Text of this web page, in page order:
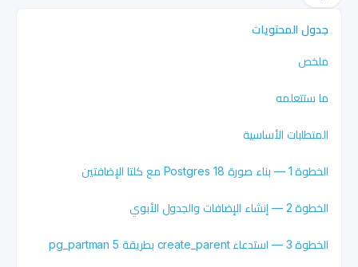
جدول المحتويات
ملخص
ما ستتعلمه
المتطلبات الأساسية
الخطوة 1 — بناء صورة Postgres 18 مع كلتا الإضافتين
الخطوة 2 — إنشاء الإضافات والجدول الأبوي
الخطوة 3 — استدعاء create_parent بطريقة pg_partman 5